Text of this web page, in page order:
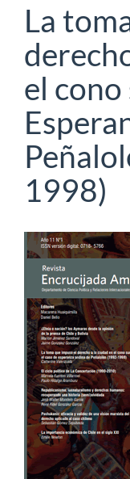
La
el cono
1998)
Barra
lateral
del
artículo